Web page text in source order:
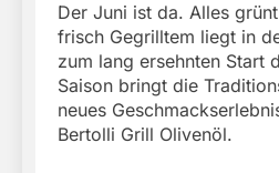
Der Juni ist da. Alles
frisch Gegrilltem liegt in
zum lang ersehnten Start
Saison bringt die
neues
Bertolli Grill Olivenöl.